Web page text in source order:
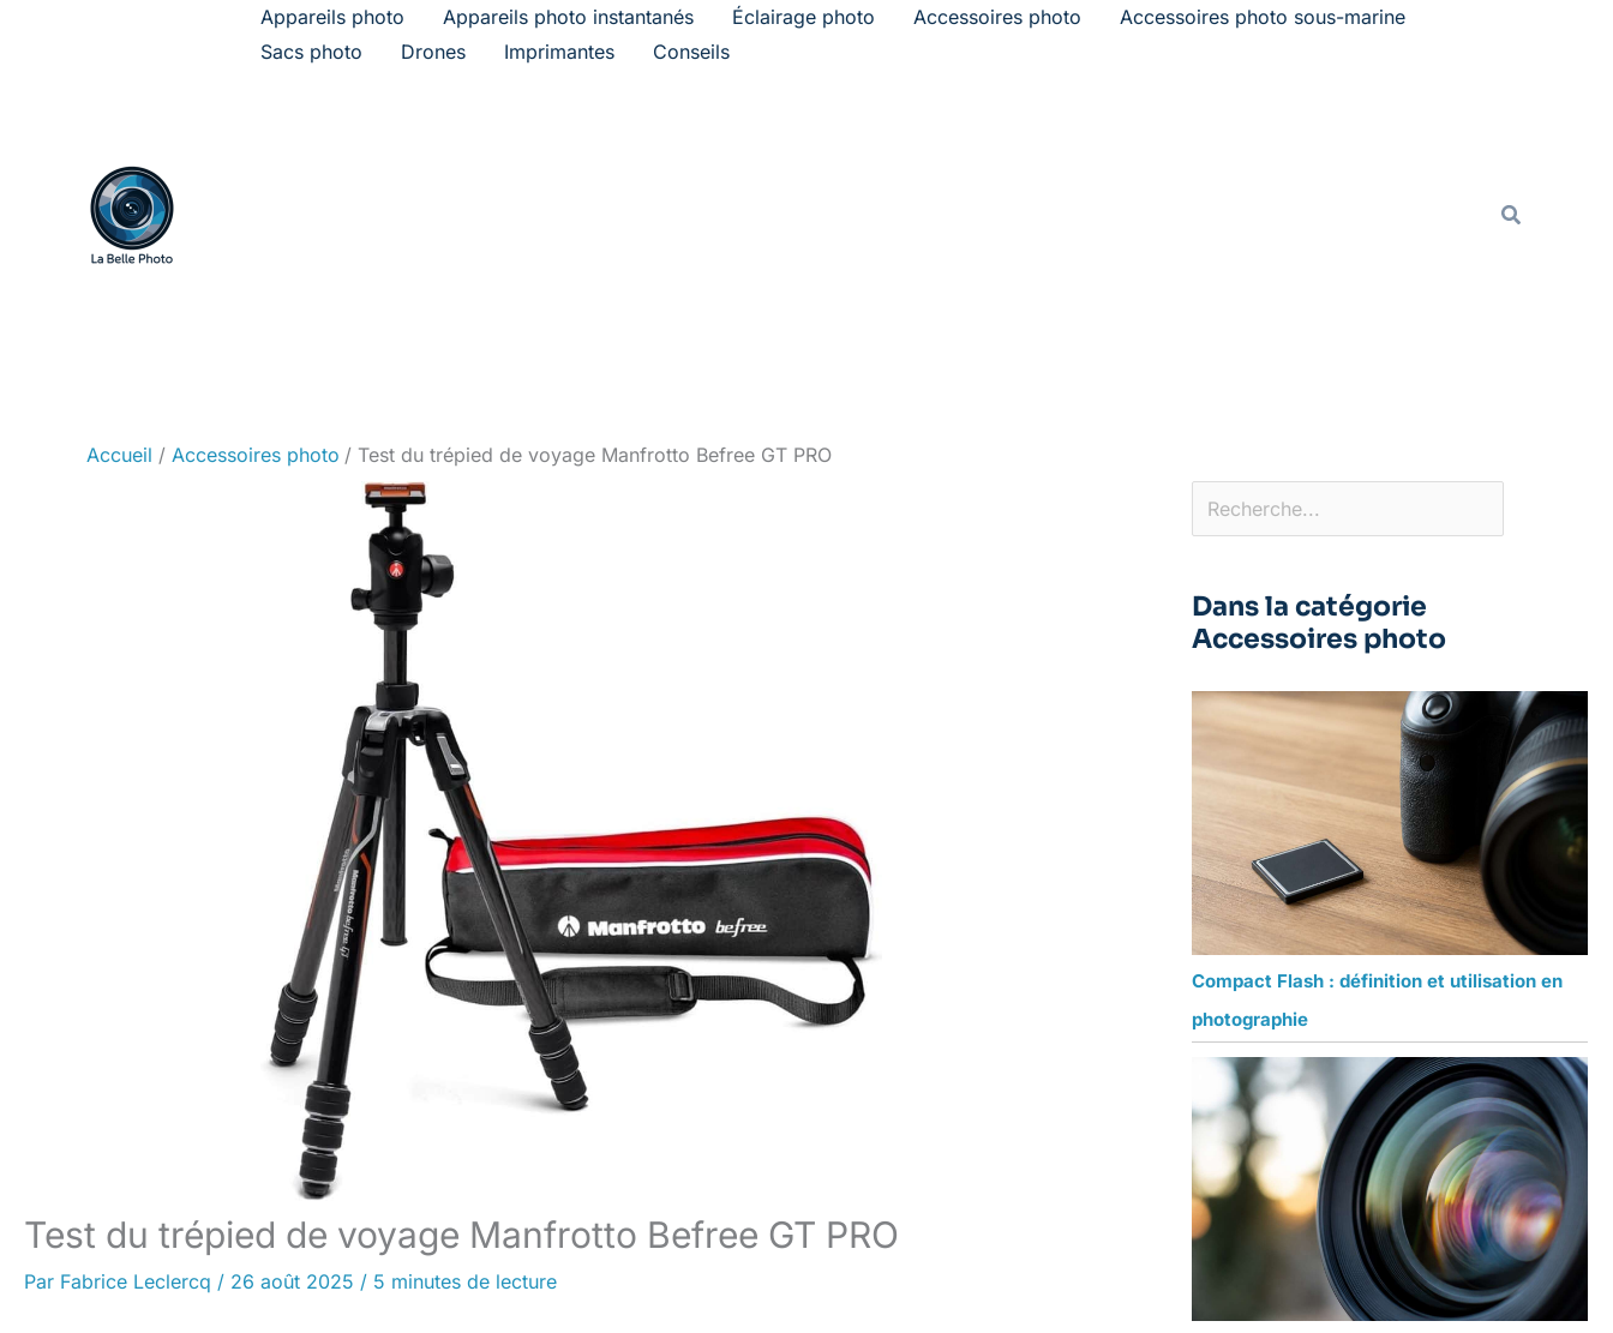
Appareils photo Appareils photo instantanés Éclairage photo Accessoires photo
Accessoires photo sous-marine
Sacs photo
Drones Imprimantes Conseils
Accueil Accessoires photo Test du trépied de voyage Manfrotto Befree GT PRO
Test du trépied de voyage Manfrotto Befree GT PRO
Par Fabrice Leclercq / 26 août 2025 / 5 minutes de lecture
Rechercher
Dans la catégorie
Accessoires photo
Compact Flash : définition et utilisation en
photographie